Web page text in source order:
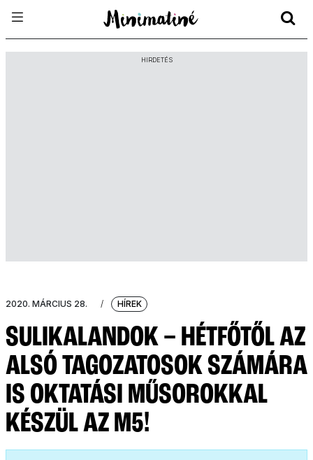
HIRDETÉS
2020. MÁRCIUS 28. / HÍREK
SULIKALANDOK – HÉTFŐTŐL AZ
ALSÓ TAGOZATOSOK SZÁMÁRA
IS OKTATÁSI MŰSOROKKAL
KÉSZÜL AZ M5!